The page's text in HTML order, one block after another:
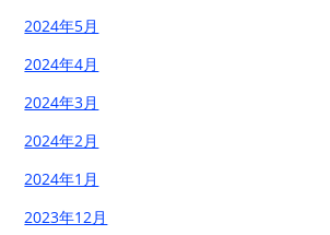
2024年5月
2024年4月
2024年3月
2024年2月
2024年1月
2023年12月